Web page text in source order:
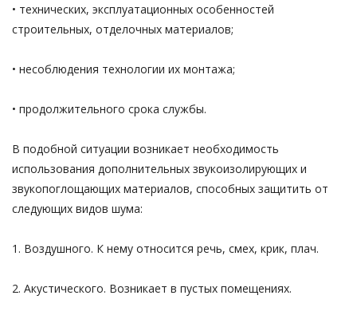
• технических, эксплуатационных особенностей
строительных, отделочных материалов;
• несоблюдения технологии их монтажа;
• продолжительного срока службы.
В подобной ситуации возникает необходимость
использования дополнительных звукоизолирующих и
звукопоглощающих материалов, способных защитить от
следующих видов шума:
1. Воздушного. К нему относится речь, смех, крик, плач.
2. Акустического. Возникает в пустых помещениях.